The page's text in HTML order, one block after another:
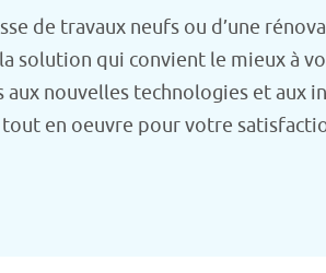
de travaux neufs ou d’une
solution qui convient le mieux à
aux nouvelles technologies et aux
en oeuvre pour votre